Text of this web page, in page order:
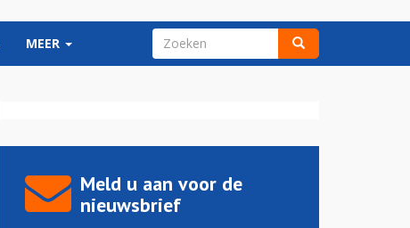
MEER ZOEKVELD
Meld u aan voor de
nieuwsbrief